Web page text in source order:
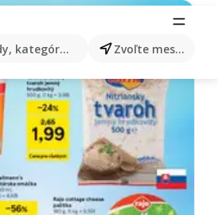
kategórie, produkty... Zvoľte mesto